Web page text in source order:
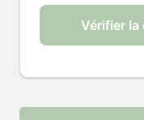
Vérifier